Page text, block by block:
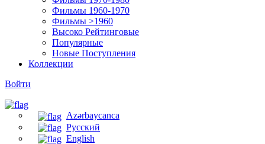
Фильмы 1960-1970
Фильмы >1960
Высоко Рейтинговые
Популярные
Новые Поступления
Коллекции
Войти
Azərbaycanca
Русский
English